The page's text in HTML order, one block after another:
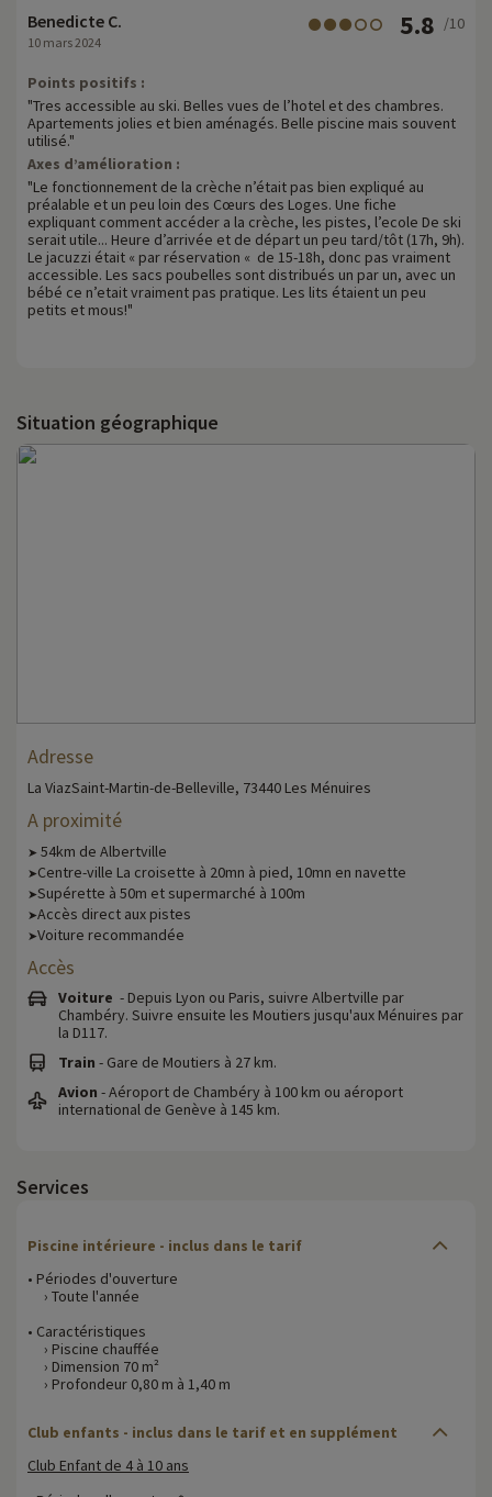
Benedicte C.
10 mars 2024
5.8 /10
Points positifs :
"Tres accessible au ski. Belles vues de l’hotel et des chambres.
Apartements jolies et bien aménagés. Belle piscine mais souvent
utilisé."
Axes d’amélioration :
"Le fonctionnement de la crèche n’était pas bien expliqué au
préalable et un peu loin des Cœurs des Loges. Une fiche
expliquant comment accéder a la crèche, les pistes, l’ecole De ski
serait utile... Heure d’arrivée et de départ un peu tard/tôt (17h, 9h).
Le jacuzzi était « par réservation « de 15-18h, donc pas vraiment
accessible. Les sacs poubelles sont distribués un par un, avec un
bébé ce n’etait vraiment pas pratique. Les lits étaient un peu
petits et mous!"
Situation géographique
Adresse
La ViazSaint-Martin-de-Belleville, 73440 Les Ménuires
A proximité
➤ 54km de Albertville
➤Centre-ville La croisette à 20mn à pied, 10mn en navette
➤Supérette à 50m et supermarché à 100m
➤Accès direct aux pistes
➤Voiture recommandée
Accès
Voiture - Depuis Lyon ou Paris, suivre Albertville par
Chambéry. Suivre ensuite les Moutiers jusqu'aux Ménuires par
la D117.
Train - Gare de Moutiers à 27 km.
Avion - Aéroport de Chambéry à 100 km ou aéroport
international de Genève à 145 km.
Services
Piscine intérieure - inclus dans le tarif
• Périodes d'ouverture
› Toute l'année
• Caractéristiques
› Piscine chauffée
› Dimension 70 m²
› Profondeur 0,80 m à 1,40 m
Club enfants - inclus dans le tarif et en supplément
Club Enfant de 4 à 10 ans